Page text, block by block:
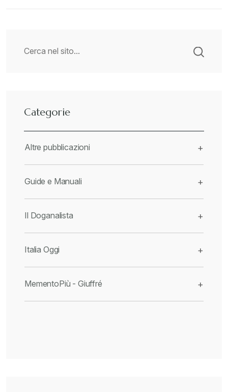
Categorie
Altre pubblicazioni +
Guide e Manuali +
Il Doganalista +
Italia Oggi +
MementoPiù - Giuffré +